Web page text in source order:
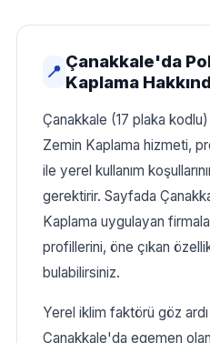
📍
Çanakkale'da
Kaplama
Çanakkale (17 plaka
Zemin Kaplama hizmeti,
ile yerel kullanım
gerektirir. Sayfada
Kaplama uygulayan
profillerini, öne çıkan
bulabilirsiniz.
Yerel iklim faktörü göz
Çanakkale'da egemen